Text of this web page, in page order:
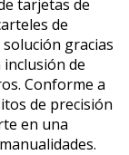
tarjetas de
de
gracias
inclusión de
Conforme a
de precisión
en una